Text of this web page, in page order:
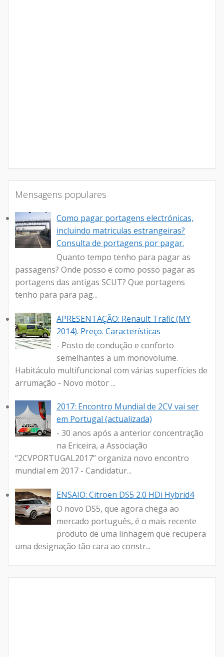
Mensagens populares
Como pagar portagens electrónicas,
incluindo matriculas estrangeiras?
Consulta de portagens por pagar.
Quanto tempo tenho para pagar as
passagens? Onde posso e como posso pagar as
portagens das antigas SCUT? Que portagens
tenho para para pag...
APRESENTAÇÃO: Renault Trafic (MY
2014). Preço. Características
- Posto de condução e conforto
semelhantes a um monovolume.
Habitáculo multifuncional com várias superfícies de
arrumação - Novo motor ...
2017: Encontro Mundial de 2CV vai ser
em Portugal (actualizada)
- 30 anos após a anterior concentração
na Ericeira, a Associação
“2CVPORTUGAL2017” organiza novo encontro
mundial em 2017 - Candidatur...
ENSAIO: Citroën DS5 2.0 HDi Hybrid4
O novo DS5, que agora chega ao
mercado português, é o mais recente
produto de uma linhagem que recupera
uma designação tão cara ao constr...